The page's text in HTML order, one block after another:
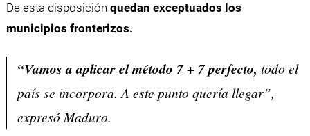
De esta disposición quedan exceptuados los
municipios fronterizos.
“Vamos a aplicar el método 7 + 7 perfecto, todo el
país se incorpora. A este punto quería llegar”,
expresó Maduro.